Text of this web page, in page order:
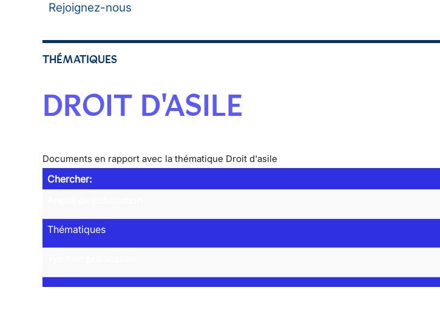
Rejoignez-nous
THÉMATIQUES
DROIT D'ASILE
Documents en rapport avec la thématique Droit d'asile
Chercher:
Thématiques